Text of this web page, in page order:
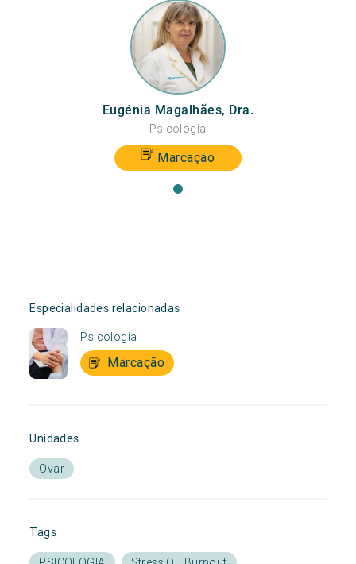
Eugénia Magalhães, Dra.
Psicologia
Marcação
Especialidades relacionadas
Psicologia
Marcação
Unidades
Ovar
Tags